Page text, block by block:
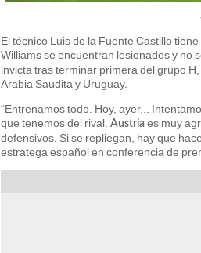
El técnico Luis de la Fuente Castillo
Williams se encuentran lesionados y no
invicta tras terminar primera del grupo
Arabia Saudita y Uruguay.
“Entrenamos todo. Hoy, ayer...
que tenemos del rival. Austria es muy
defensivos. Si se repliegan, hay que
estratega español en conferencia de